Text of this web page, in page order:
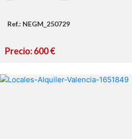
Ref.: NEGM_250729
Precio: 600 €